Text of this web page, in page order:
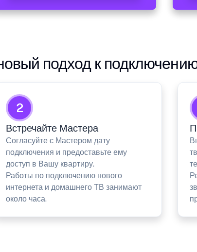
подход к
2
Встречайте Мастера
Согласуйте с Мастером дату
подключения и предоставьте ему
доступ в Вашу квартиру.
Работы по подключению нового
интернета и домашнего ТВ занимают
около часа.